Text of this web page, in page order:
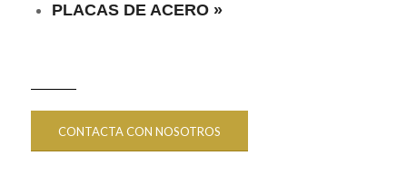
PLACAS DE ACERO »
CONTACTA CON NOSOTROS